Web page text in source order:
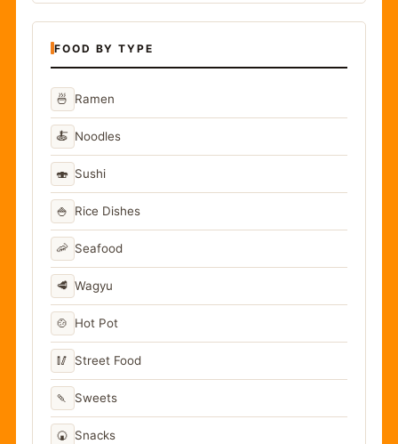
FOOD BY TYPE
🍜 Ramen
🍝 Noodles
🍣 Sushi
🍚 Rice Dishes
🦐 Seafood
🥩 Wagyu
🍲 Hot Pot
🥢 Street Food
🍡 Sweets
🍘 Snacks